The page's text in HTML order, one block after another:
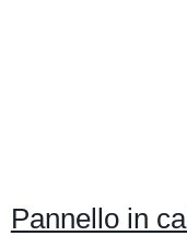
Pannello in